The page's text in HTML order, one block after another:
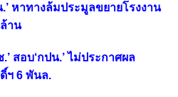
หาทางล้มประมูลขยายโรงงาน
าน
สอบ‘กปน.’ ไม่ประกาศผล
ฯ 6 พันล.